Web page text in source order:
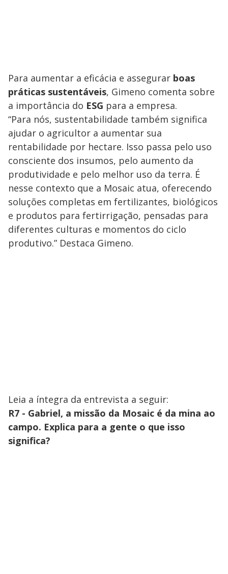
Para aumentar a eficácia e assegurar boas
práticas sustentáveis, Gimeno comenta sobre
a importância do ESG para a empresa.
“Para nós, sustentabilidade também significa
ajudar o agricultor a aumentar sua
rentabilidade por hectare. Isso passa pelo uso
consciente dos insumos, pelo aumento da
produtividade e pelo melhor uso da terra. É
nesse contexto que a Mosaic atua, oferecendo
soluções completas em fertilizantes, biológicos
e produtos para fertirrigação, pensadas para
diferentes culturas e momentos do ciclo
produtivo.” Destaca Gimeno.
Leia a íntegra da entrevista a seguir:
R7 - Gabriel, a missão da Mosaic é da mina ao
campo. Explica para a gente o que isso
significa?